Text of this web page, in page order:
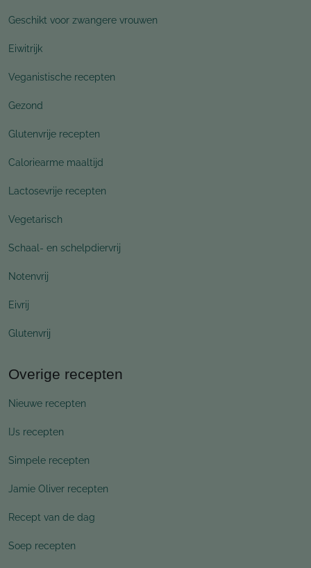
Geschikt voor zwangere vrouwen
Eiwitrijk
Veganistische recepten
Gezond
Glutenvrije recepten
Caloriearme maaltijd
Lactosevrije recepten
Vegetarisch
Schaal- en schelpdiervrij
Notenvrij
Eivrij
Glutenvrij
Overige recepten
Nieuwe recepten
IJs recepten
Simpele recepten
Jamie Oliver recepten
Recept van de dag
Soep recepten